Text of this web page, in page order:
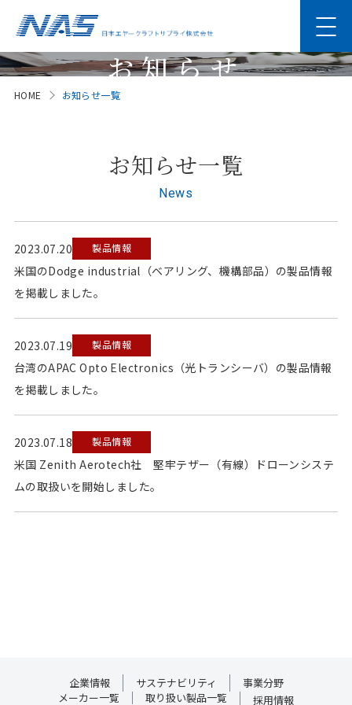
お知らせ
HOME お知らせ一覧
お知らせ一覧
News
2023.07.20 製品情報
米国のDodge industrial（ベアリング、機構部品）の製品情報
を掲載しました。
2023.07.19 製品情報
台湾のAPAC Opto Electronics（光トランシーバ）の製品情報
を掲載しました。
2023.07.18 製品情報
米国 Zenith Aerotech社 堅牢テザー（有線）ドローンシステ
ムの取扱いを開始しました。
企業情報 サステナビリティ
事業分野
メーカー一覧
取り扱い製品一覧 採用情報